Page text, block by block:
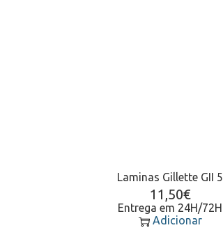
Laminas Gillette GII 5
11,50€
Entrega em 24H/72H
Adicionar